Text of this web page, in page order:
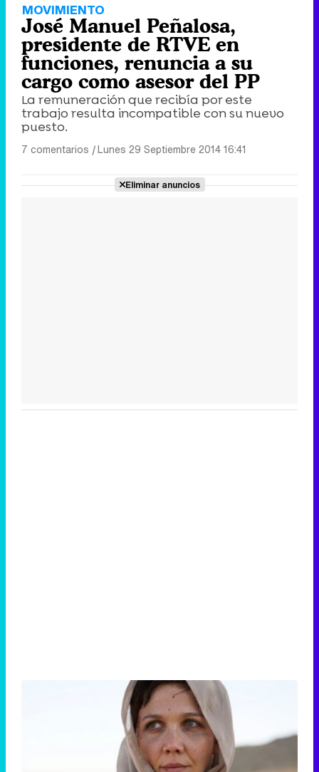
MOVIMIENTO
José Manuel Peñalosa,
presidente de RTVE en
funciones, renuncia a su
cargo como asesor del PP
La remuneración que recibía por este
trabajo resulta incompatible con su nuevo
puesto.
7 comentarios |Lunes 29 Septiembre 2014 16:41
Eliminar anuncios